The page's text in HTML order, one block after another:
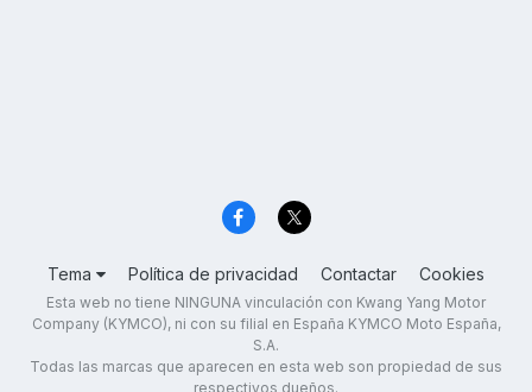
Tema Política de privacidad Contactar Cookies
Esta web no tiene NINGUNA vinculación con Kwang Yang Motor
Company (KYMCO), ni con su filial en España KYMCO Moto España,
S.A.
Todas las marcas que aparecen en esta web son propiedad de sus
respectivos dueños.